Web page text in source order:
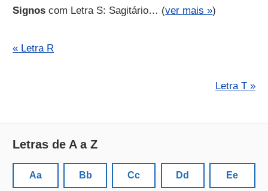
Signos com Letra S: Sagitário… (ver mais »)
« Letra R
Letra T »
Letras de A a Z
Aa Bb Cc Dd Ee